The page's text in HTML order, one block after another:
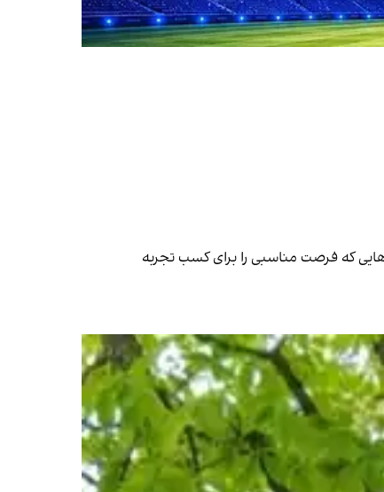
که فرصت مناسبی را برای کسب تجربه